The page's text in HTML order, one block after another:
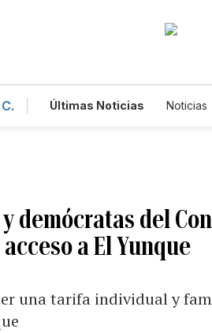
Últimas Noticias Noticias
demócratas del
a El Yunque
una tarifa individual y